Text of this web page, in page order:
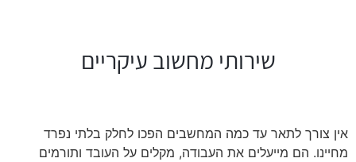
שירותי מחשוב עיקריים
אין צורך לתאר עד כמה המחשבים הפכו לחלק בלתי נפרד
מחיינו. הם מייעלים את העבודה, מקלים על העובד ותורמים